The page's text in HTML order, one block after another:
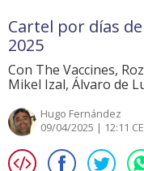
Cartel por días
2025
Con The Vaccines,
Mikel Izal, Álvaro de
Hugo Fernández
09/04/2025 | 12:11